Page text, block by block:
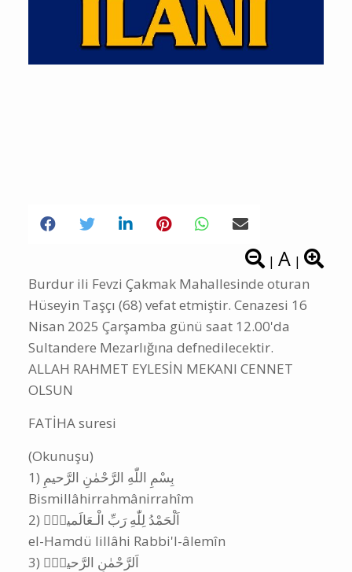
| A |
Burdur ili Fevzi Çakmak Mahallesinde oturan
Hüseyin Taşçı (68) vefat etmiştir. Cenazesi 16
Nisan 2025 Çarşamba günü saat 12.00'da
Sultandere Mezarlığına defnedilecektir.
ALLAH RAHMET EYLESİN MEKANI CENNET
OLSUN
FATİHA suresi
(Okunuşu)
‎1) بِسْمِ اللّٰهِ الرَّحْمٰنِ الرَّحيمِ
Bismillâhirrahmânirrahîm
‎2) اَلْحَمْدُ لِلّٰهِ رَبِّ الْـعَالَمينَۙ
el-Hamdü lillâhi Rabbi'l-âlemîn
‎3) اَلرَّحْمٰنِ الرَّحيمِۙ